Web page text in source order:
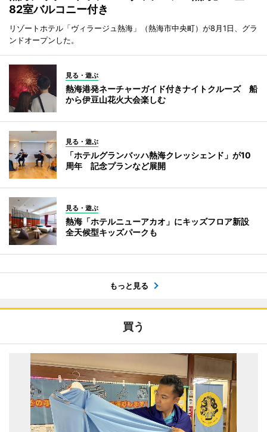
82室バルコニー付き
リゾートホテル「ヴィラージュ熱海」（熱海市中央町）が8月1日、グラ
ンドオープンした。
見る・遊ぶ
熱海港発ネーチャーガイド付きナイトクルーズ 船
から伊豆山花火大会楽しむ
見る・遊ぶ
「ホテルグランバッハ熱海クレッシェンド」が10
周年 記念プランなど展開
見る・遊ぶ
熱海「ホテルニューアカオ」にキッズフロア新設
全天候型キッズパークも
もっと見る
買う